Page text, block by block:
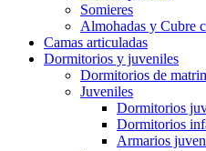
Somieres
Almohadas y Cubre
Camas articuladas
Dormitorios y juveniles
Dormitorios de
Juveniles
Dormitorios
Dormitorios
Armarios